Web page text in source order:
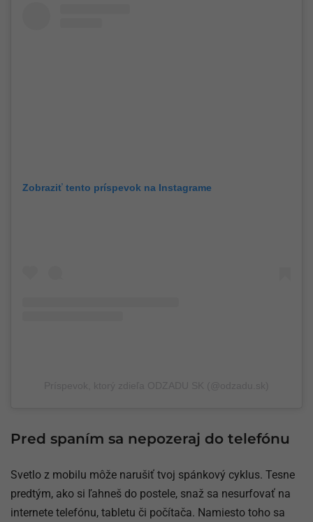
Zobraziť tento príspevok na Instagrame
Pred spaním sa nepozeraj do telefónu
Svetlo z mobilu môže narušiť tvoj spánkový cyklus. Tesne
predtým, ako si ľahneš do postele, snaž sa nesurfovať na
internete telefónu, tabletu či počítača. Namiesto toho sa